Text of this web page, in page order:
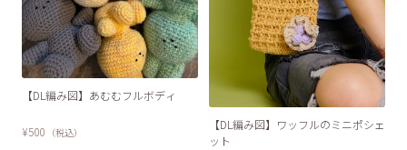
【DL編み図】あむむフルボディ
¥500 （税込）
【DL編み図】ワッフルのミニポシェ
ット